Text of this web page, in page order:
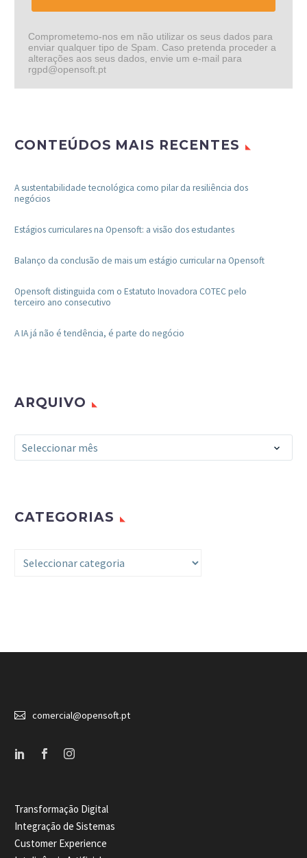
Comprometemo-nos em não utilizar os seus dados para
enviar qualquer tipo de Spam. Caso pretenda proceder a
alterações aos seus dados, envie um e-mail para
rgpd@opensoft.pt
CONTEÚDOS MAIS RECENTES
A sustentabilidade tecnológica como pilar da resiliência dos
negócios
Estágios curriculares na Opensoft: a visão dos estudantes
Balanço da conclusão de mais um estágio curricular na Opensoft
Opensoft distinguida com o Estatuto Inovadora COTEC pelo
terceiro ano consecutivo
A IA já não é tendência, é parte do negócio
ARQUIVO
Arquivo
Seleccionar mês
CATEGORIAS
Categorias

 comercial@opensoft.pt
Transformação Digital
Integração de Sistemas
Customer Experience